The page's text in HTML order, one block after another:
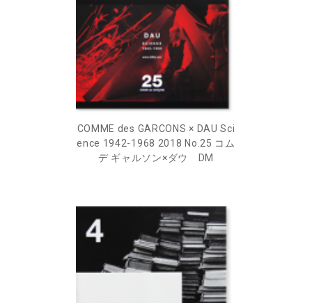
COMME des GARCONS × DAU Sci
ence 1942-1968 2018 No.25 コム
デ ギャルソン×ダウ DM